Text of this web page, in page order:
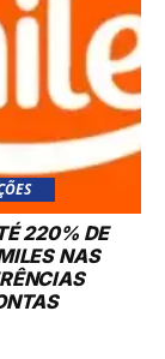
220% DE
NAS